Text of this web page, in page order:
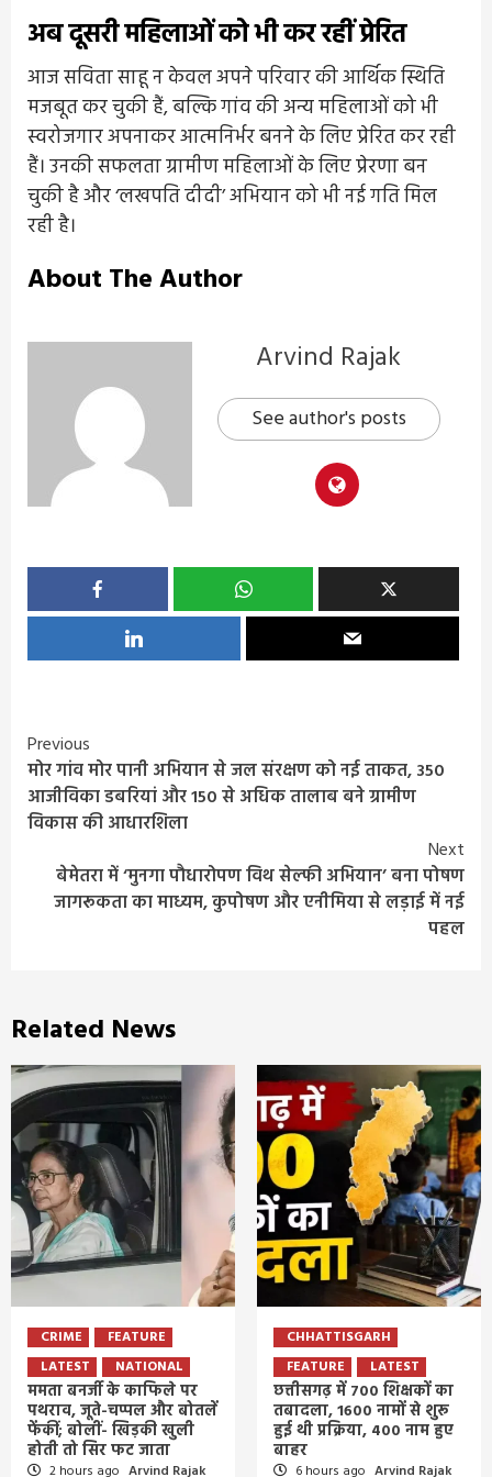
अब दूसरी महिलाओं को भी कर रहीं प्रेरित
आज सविता साहू न केवल अपने परिवार की आर्थिक स्थिति
मजबूत कर चुकी हैं, बल्कि गांव की अन्य महिलाओं को भी
स्वरोजगार अपनाकर आत्मनिर्भर बनने के लिए प्रेरित कर रही
हैं। उनकी सफलता ग्रामीण महिलाओं के लिए प्रेरणा बन
चुकी है और ‘लखपति दीदी’ अभियान को भी नई गति मिल
रही है।
About The Author
Arvind Rajak
See author's posts
Continue
Reading
Previous
मोर गांव मोर पानी अभियान से जल संरक्षण को नई ताकत, 350
आजीविका डबरियां और 150 से अधिक तालाब बने ग्रामीण
विकास की आधारशिला
Next
बेमेतरा में ‘मुनगा पौधारोपण विथ सेल्फी अभियान’ बना पोषण
जागरूकता का माध्यम, कुपोषण और एनीमिया से लड़ाई में नई
पहल
Related News
CRIME
FEATURE
LATEST
NATIONAL
ममता बनर्जी के काफिले पर
पथराव, जूते-चप्पल और बोतलें
फेंकीं; बोलीं- खिड़की खुली
होती तो सिर फट जाता
2 hours ago Arvind Rajak
CHHATTISGARH
FEATURE
LATEST
छत्तीसगढ़ में 700 शिक्षकों का
तबादला, 1600 नामों से शुरू
हुई थी प्रक्रिया, 400 नाम हुए
बाहर
6 hours ago Arvind Rajak